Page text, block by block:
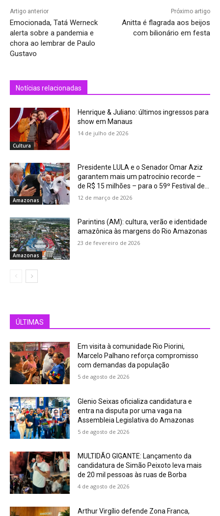
Artigo anterior
Emocionada, Tatá Werneck
alerta sobre a pandemia e
chora ao lembrar de Paulo
Gustavo
Próximo artigo
Anitta é flagrada aos beijos
com bilionário em festa
Notícias relacionadas
Cultura
Henrique & Juliano: últimos ingressos para
show em Manaus
14 de julho de 2026
Amazonas
Presidente LULA e o Senador Omar Aziz
garantem mais um patrocínio recorde –
de R$ 15 milhões – para o 59º Festival de...
12 de março de 2026
Amazonas
Parintins (AM): cultura, verão e identidade
amazônica às margens do Rio Amazonas
23 de fevereiro de 2026
ÚLTIMAS
Em visita à comunidade Rio Piorini,
Marcelo Palhano reforça compromisso
com demandas da população
5 de agosto de 2026
Glenio Seixas oficializa candidatura e
entra na disputa por uma vaga na
Assembleia Legislativa do Amazonas
5 de agosto de 2026
MULTIDÃO GIGANTE: Lançamento da
candidatura de Simão Peixoto leva mais
de 20 mil pessoas às ruas de Borba
4 de agosto de 2026
Arthur Virgílio defende Zona Franca,